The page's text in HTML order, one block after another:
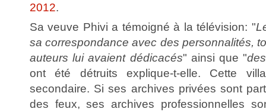
2012.
Sa veuve Phivi a témoigné à la télévision: "
sa correspondance avec des personnalités,
auteurs lui avaient dédicacés" ainsi que "
ont été détruits explique-t-elle. Cette
secondaire. Si ses archives privées sont
des feux, ses archives professionnelles